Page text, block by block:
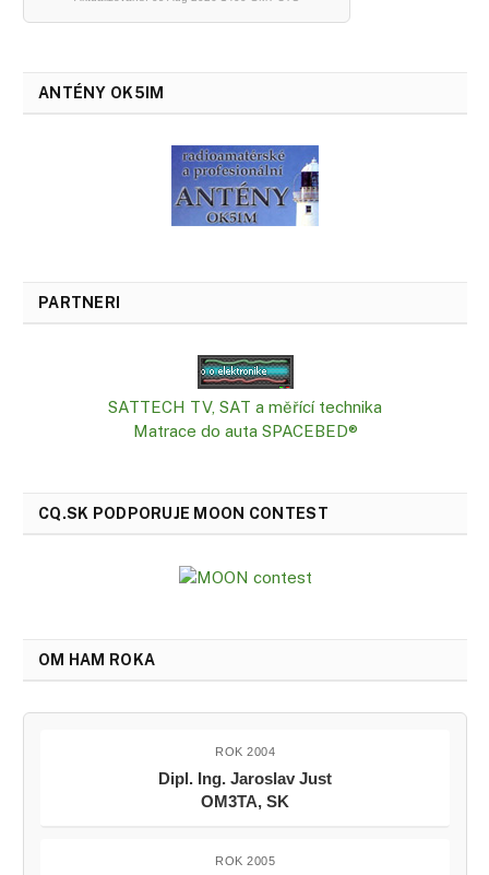
ANTÉNY OK5IM
PARTNERI
SATTECH TV, SAT a měřící technika
Matrace do auta SPACEBED®
CQ.SK PODPORUJE MOON CONTEST
OM HAM ROKA
ROK 2004
Dipl. Ing. Jaroslav Just
OM3TA, SK
ROK 2005